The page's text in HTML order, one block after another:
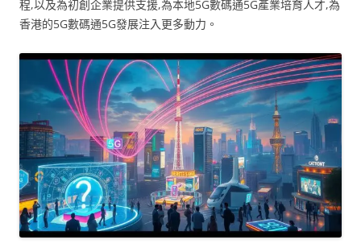
程,以及為初創企業提供支援,為本地5G數碼通5G產業培育人才,為
香港的5G數碼通5G發展注入更多動力。